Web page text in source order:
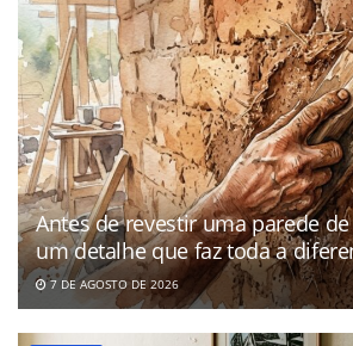
Antes de revestir uma parede
um detalhe que faz toda a
7 DE AGOSTO DE 2026